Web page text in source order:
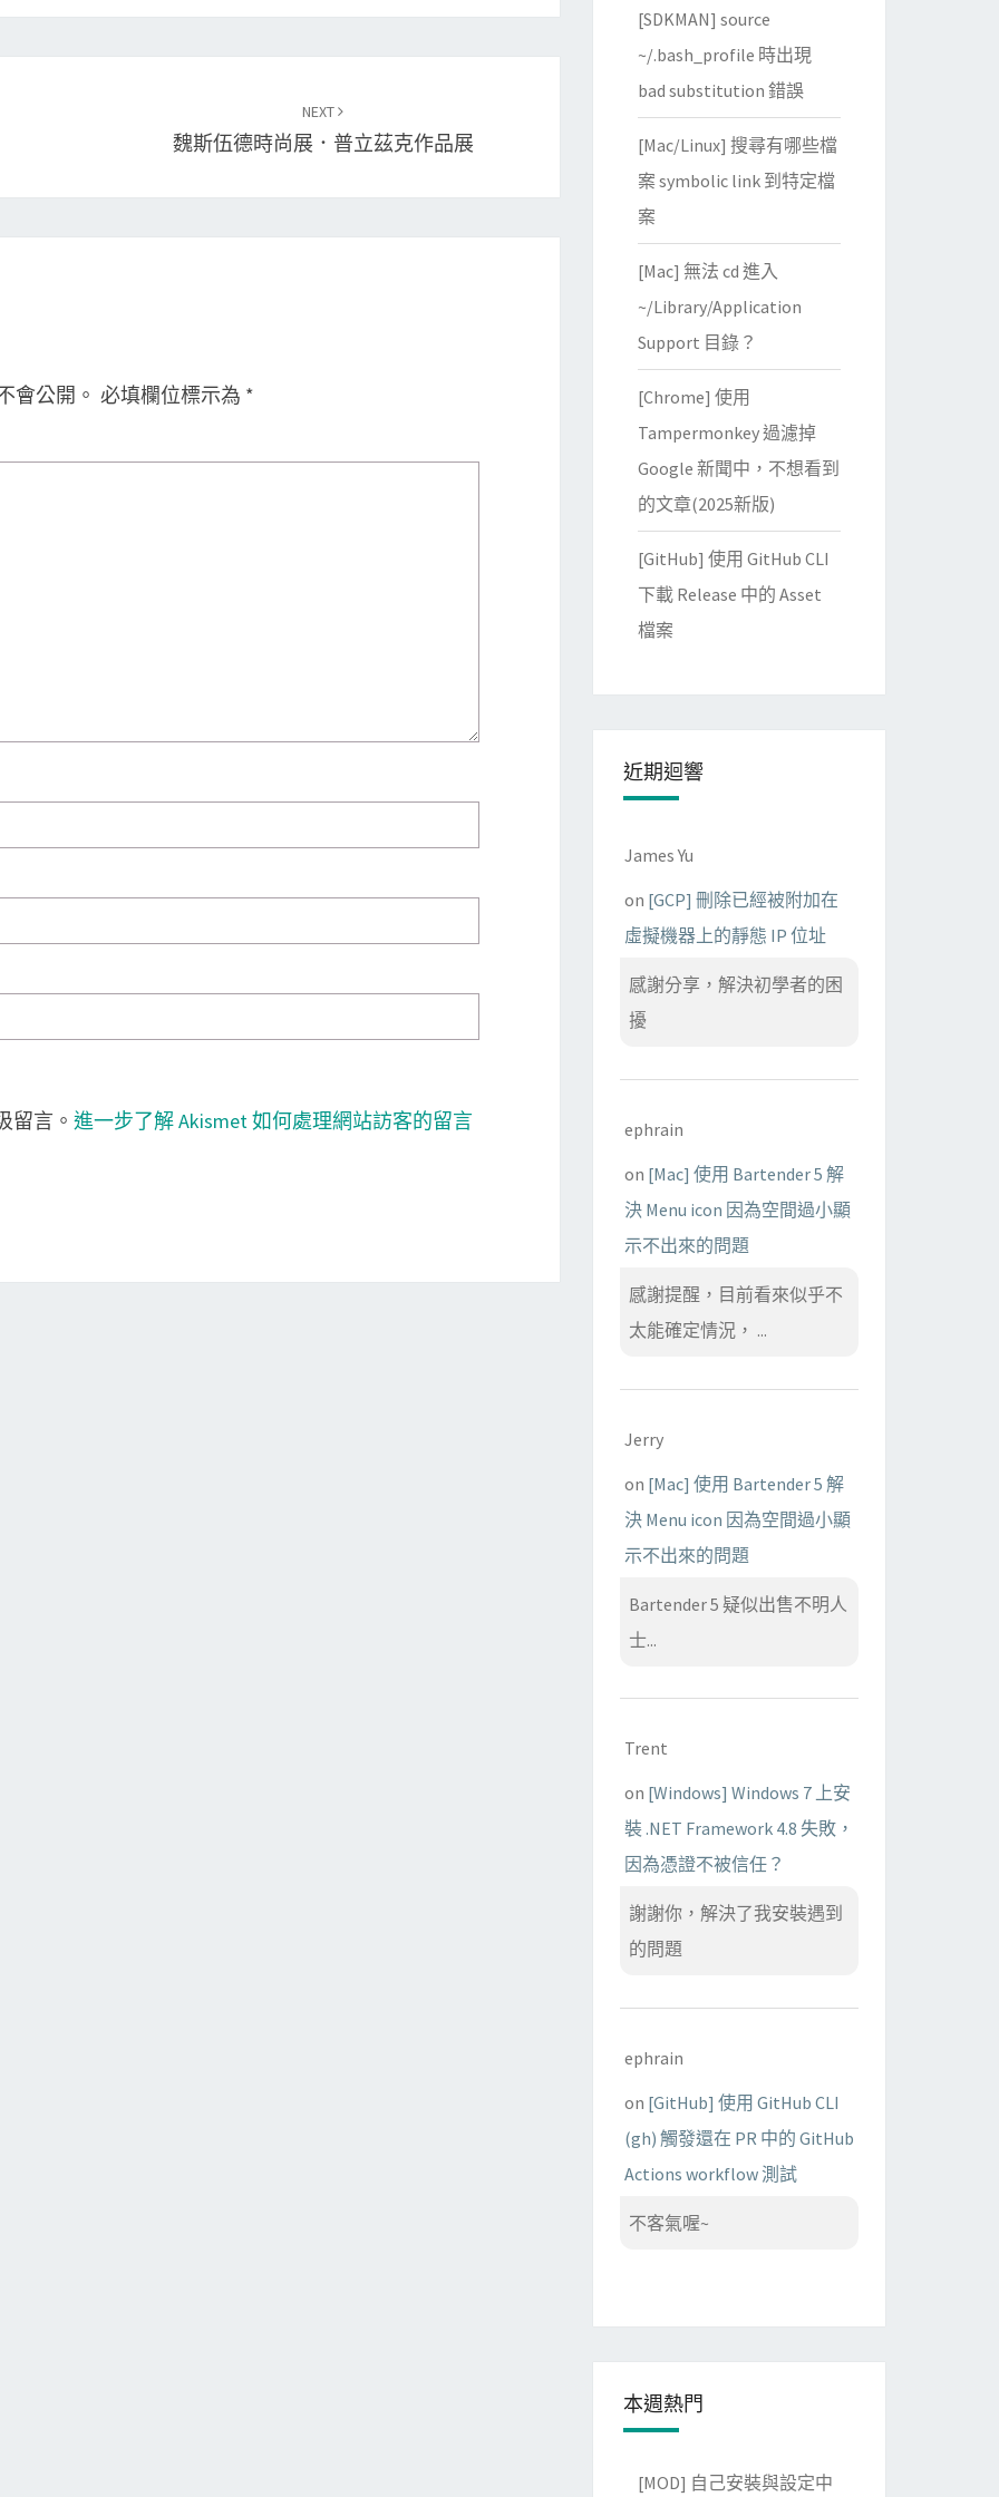
NEXT
魏斯伍德時尚展．普立茲克作品展
會公開。 必填欄位標示為 *
留言。 進一步了解 Akismet 如何處理網站訪客的留言
[SDKMAN] source
~/.bash_profile 時出現
bad substitution 錯誤
[Mac/Linux] 搜尋有哪些檔
案 symbolic link 到特定檔
案
[Mac] 無法 cd 進入
~/Library/Application
Support 目錄？
[Chrome] 使用
Tampermonkey 過濾掉
Google 新聞中，不想看到
的文章(2025新版)
[GitHub] 使用 GitHub CLI
下載 Release 中的 Asset
檔案
近期迴響
James Yu
on [GCP] 刪除已經被附加在
虛擬機器上的靜態 IP 位址
感謝分享，解決初學者的困
擾
ephrain
on [Mac] 使用 Bartender 5 解
決 Menu icon 因為空間過小顯
示不出來的問題
感謝提醒，目前看來似乎不
太能確定情況， ...
Jerry
on [Mac] 使用 Bartender 5 解
決 Menu icon 因為空間過小顯
示不出來的問題
Bartender 5 疑似出售不明人
士...
Trent
on [Windows] Windows 7 上安
裝 .NET Framework 4.8 失敗，
因為憑證不被信任？
謝謝你，解決了我安裝遇到
的問題
ephrain
on [GitHub] 使用 GitHub CLI
(gh) 觸發還在 PR 中的 GitHub
Actions workflow 測試
不客氣喔~
本週熱門
[MOD] 自己安裝與設定中